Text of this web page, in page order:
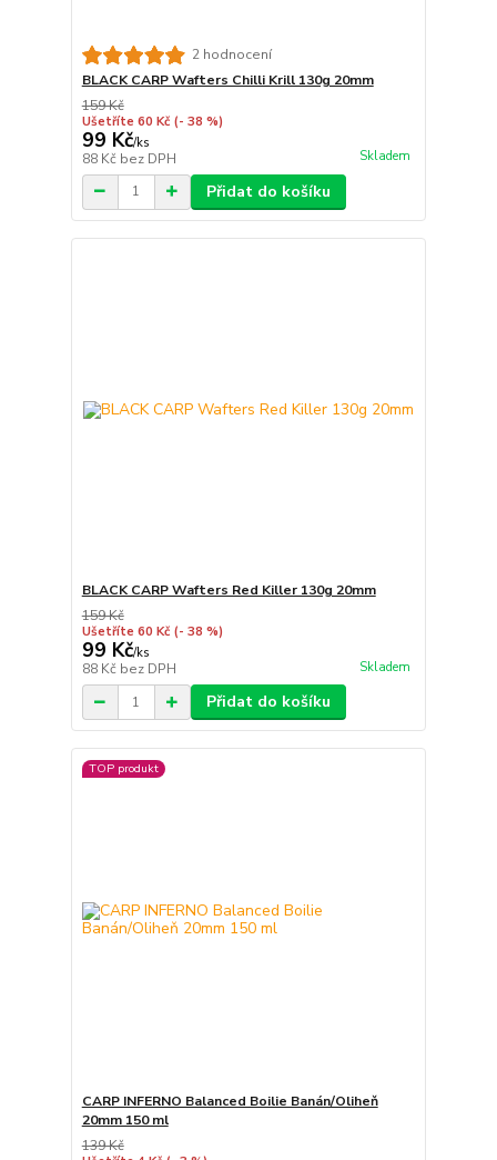
2 hodnocení
BLACK CARP Wafters Chilli Krill 130g 20mm
159 Kč
Ušetříte 60 Kč (- 38 %)
99 Kč/ks
88 Kč bez DPH Skladem
Přidat do košíku
BLACK CARP Wafters Red Killer 130g 20mm
159 Kč
Ušetříte 60 Kč (- 38 %)
99 Kč/ks
88 Kč bez DPH Skladem
Přidat do košíku
TOP produkt
CARP INFERNO Balanced Boilie Banán/Oliheň
20mm 150 ml
139 Kč